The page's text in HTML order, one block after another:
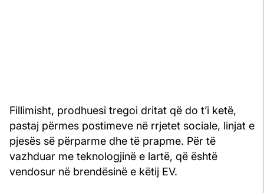
Fillimisht, prodhuesi tregoi dritat që do t’i ketë,
pastaj përmes postimeve në rrjetet sociale, linjat e
pjesës së përparme dhe të prapme. Për të
vazhduar me teknologjinë e lartë, që është
vendosur në brendësinë e këtij EV.